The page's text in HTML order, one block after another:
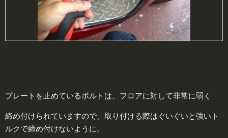
プレートを止めているボルトは、フロアに対して非常に弱く
締め付けられていますので、取り付ける際は ぐいぐいと強いト
ルクで締め付けないように。